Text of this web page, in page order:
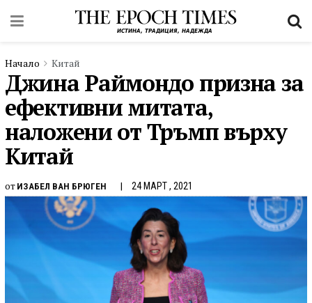
Начало Китай
Джина Раймондо призна за
ефективни митата,
наложени от Тръмп върху
Китай
от ИЗАБЕЛ ВАН БРЮГЕН 24 МАРТ , 2021